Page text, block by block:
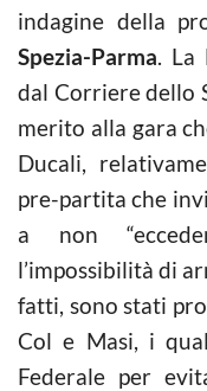
indagine della
Spezia-Parma. La
dal Corriere dello
merito alla gara
Ducali,
pre-partita che
a non
l’impossibilità di
fatti, sono stati
Col e Masi, i
Federale per